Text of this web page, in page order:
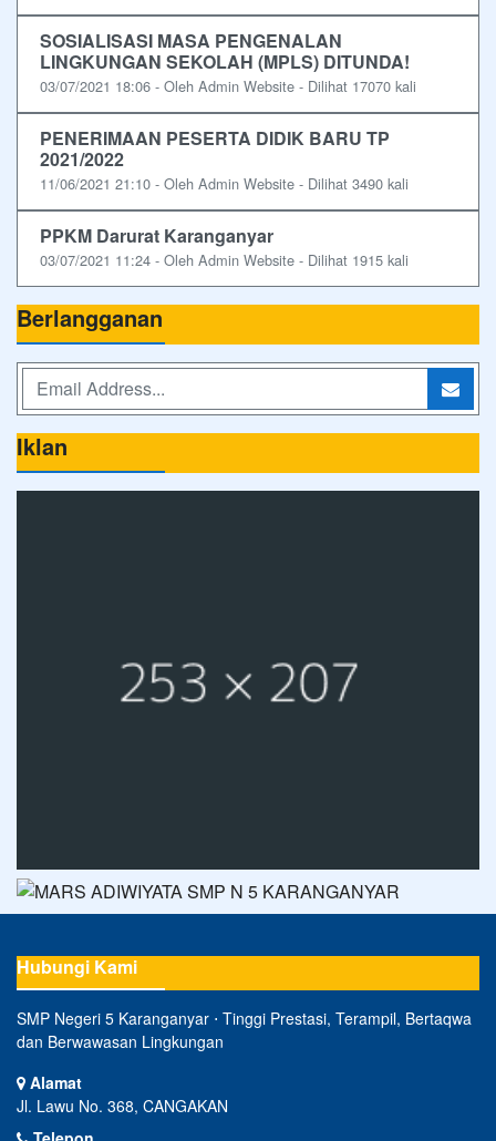
SOSIALISASI MASA PENGENALAN
LINGKUNGAN SEKOLAH (MPLS) DITUNDA!
03/07/2021 18:06 - Oleh Admin Website - Dilihat 17070 kali
PENERIMAAN PESERTA DIDIK BARU TP
2021/2022
11/06/2021 21:10 - Oleh Admin Website - Dilihat 3490 kali
PPKM Darurat Karanganyar
03/07/2021 11:24 - Oleh Admin Website - Dilihat 1915 kali
Berlangganan
Iklan
Hubungi Kami
SMP Negeri 5 Karanganyar ⋅ Tinggi Prestasi, Terampil, Bertaqwa
dan Berwawasan Lingkungan
Alamat
Jl. Lawu No. 368, CANGAKAN